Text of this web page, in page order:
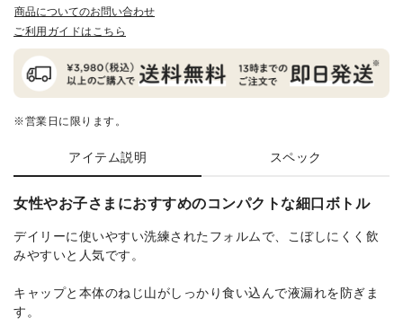
商品についてのお問い合わせ
ご利用ガイドはこちら
※営業日に限ります。
アイテム説明 スペック
女性やお子さまにおすすめのコンパクトな細口ボトル
デイリーに使いやすい洗練されたフォルムで、こぼしにくく飲
みやすいと人気です。
キャップと本体のねじ山がしっかり食い込んで液漏れを防ぎま
す。